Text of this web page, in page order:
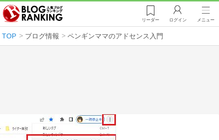
リーダー ログイン メニュー
TOP ブログ情報 ペンギンママのアドセンス入門